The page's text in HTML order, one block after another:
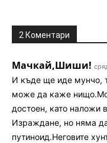
2 Коментари
Мачкай,Шиши!
И къде ще иде мунчо,
може да каже
достоен, като наложи
Израждане, но няма
путиноид.Неговите